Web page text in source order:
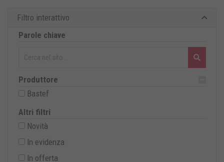
Filtro interattivo
Parole chiave
Produttore
Bastef
Altri filtri
Novità
In evidenza
In offerta